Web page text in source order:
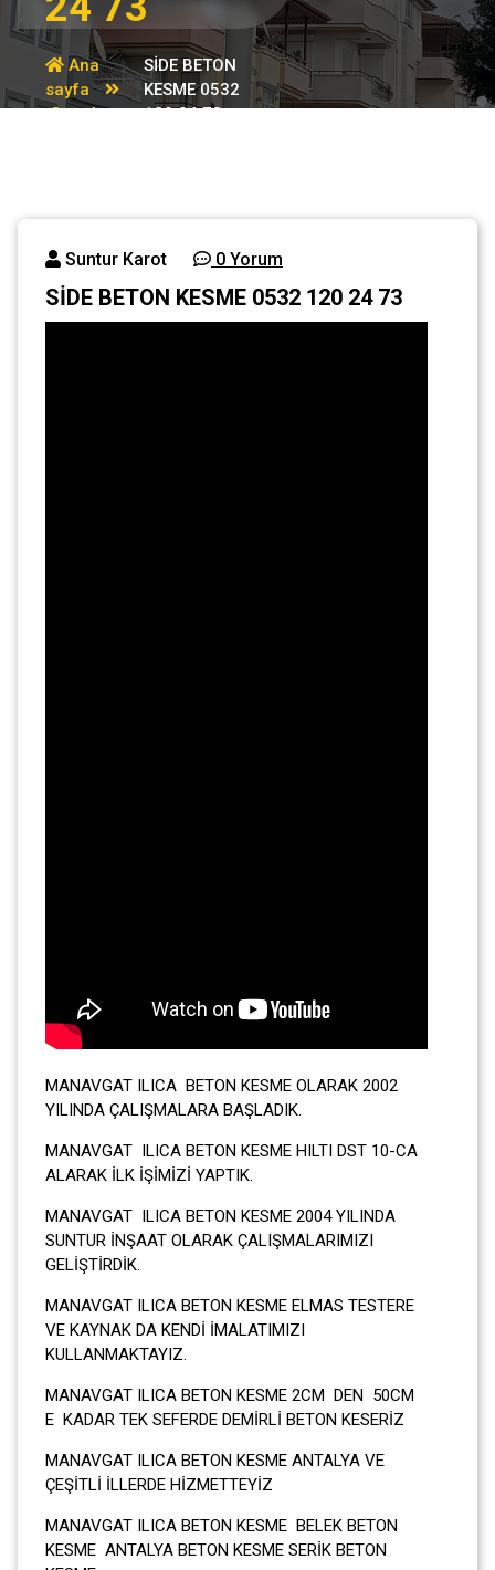
Ana
sayfa
Genel
SİDE BETON
KESME 0532
120 24 73
Suntur Karot 0 Yorum
SİDE BETON KESME 0532 120 24 73
MANAVGAT ILICA BETON KESME OLARAK 2002
YILINDA ÇALIŞMALARA BAŞLADIK.
MANAVGAT ILICA BETON KESME HILTI DST 10-CA
ALARAK İLK İŞİMİZİ YAPTIK.
MANAVGAT ILICA BETON KESME 2004 YILINDA
SUNTUR İNŞAAT OLARAK ÇALIŞMALARIMIZI
GELİŞTİRDİK.
MANAVGAT ILICA BETON KESME ELMAS TESTERE
VE KAYNAK DA KENDİ İMALATIMIZI
KULLANMAKTAYIZ.
MANAVGAT ILICA BETON KESME 2CM DEN 50CM
E KADAR TEK SEFERDE DEMİRLİ BETON KESERİZ
MANAVGAT ILICA BETON KESME ANTALYA VE
ÇEŞİTLİ İLLERDE HİZMETTEYİZ
MANAVGAT ILICA BETON KESME BELEK BETON
KESME ANTALYA BETON KESME SERİK BETON